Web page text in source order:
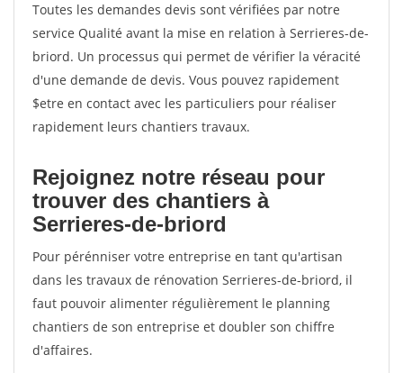
Toutes les demandes devis sont vérifiées par notre
service Qualité avant la mise en relation à Serrieres-de-
briord. Un processus qui permet de vérifier la véracité
d'une demande de devis. Vous pouvez rapidement
$etre en contact avec les particuliers pour réaliser
rapidement leurs chantiers travaux.
Rejoignez notre réseau pour
trouver des chantiers à
Serrieres-de-briord
Pour pérénniser votre entreprise en tant qu'artisan
dans les travaux de rénovation Serrieres-de-briord, il
faut pouvoir alimenter régulièrement le planning
chantiers de son entreprise et doubler son chiffre
d'affaires.